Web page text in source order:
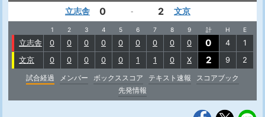
立志舎 0 - 2 文京
1 2 3 4 5 6 7 8 9 計 H E
立志舎 0 0 0 0 0 0 0 0 0 0 4
1
文京
0 0 0 0 0 1 1 0 X 2 9
2
試合経過
メンバー ボックススコア テキスト速報
スコアブック
先発情報